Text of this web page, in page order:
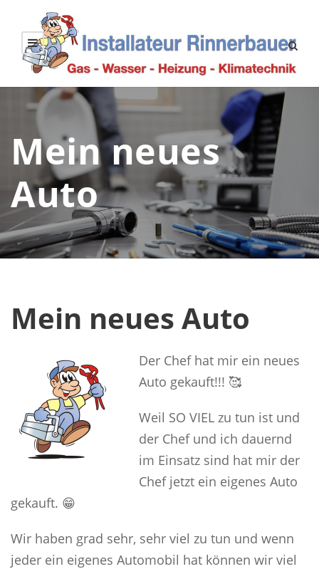
Mein neues
Auto
Mein neues Auto
Der Chef hat mir ein neues
Auto gekauft!!! 🥰
Weil SO VIEL zu tun ist und
der Chef und ich dauernd
im Einsatz sind hat mir der
Chef jetzt ein eigenes Auto
gekauft. 😁
Wir haben grad sehr, sehr viel zu tun und wenn
jeder ein eigenes Automobil hat können wir viel